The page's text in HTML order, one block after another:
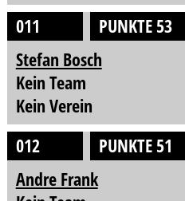
011
PUNKTE 53
Stefan Bosch
Kein Team
Kein Verein
012
PUNKTE 51
Andre Frank